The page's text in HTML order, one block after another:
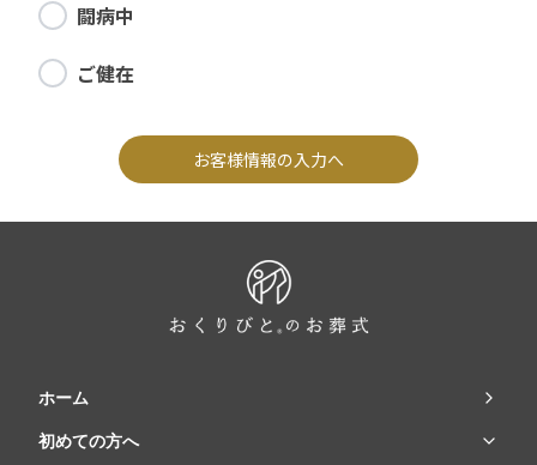
闘病中
ご健在
お客様情報の入力へ
ホーム
初めての方へ